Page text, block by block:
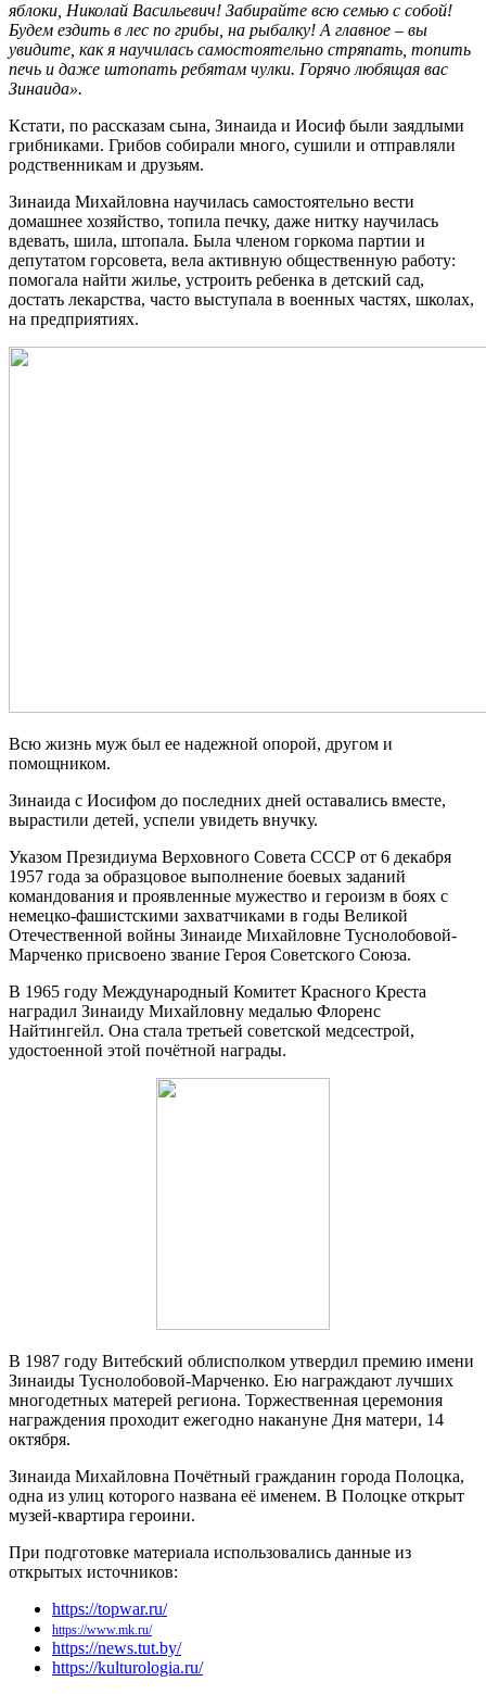
яблоки, Николай Васильевич! Забирайте всю семью с собой!
Будем ездить в лес по грибы, на рыбалку! А главное – вы
увидите, как я научилась самостоятельно стряпать, топить
печь и даже штопать ребятам чулки. Горячо любящая вас
Зинаида».
Кстати, по рассказам сына, Зинаида и Иосиф были заядлыми
грибниками. Грибов собирали много, сушили и отправляли
родственникам и друзьям.
Зинаида Михайловна научилась самостоятельно вести
домашнее хозяйство, топила печку, даже нитку научилась
вдевать, шила, штопала. Была членом горкома партии и
депутатом горсовета, вела активную общественную работу:
помогала найти жилье, устроить ребенка в детский сад,
достать лекарства, часто выступала в военных частях, школах,
на предприятиях.
Всю жизнь муж был ее надежной опорой, другом и
помощником.
Зинаида с Иосифом до последних дней оставались вместе,
вырастили детей, успели увидеть внучку.
Указом Президиума Верховного Совета СССР от 6 декабря
1957 года за образцовое выполнение боевых заданий
командования и проявленные мужество и героизм в боях с
немецко-фашистскими захватчиками в годы Великой
Отечественной войны Зинаиде Михайловне Туснолобовой-
Марченко присвоено звание Героя Советского Союза.
В 1965 году Международный Комитет Красного Креста
наградил Зинаиду Михайловну медалью Флоренс
Найтингейл. Она стала третьей советской медсестрой,
удостоенной этой почётной награды.
В 1987 году Витебский облисполком утвердил премию имени
Зинаиды Туснолобовой-Марченко. Ею награждают лучших
многодетных матерей региона. Торжественная церемония
награждения проходит ежегодно накануне Дня матери, 14
октября.
Зинаида Михайловна Почётный гражданин города Полоцка,
одна из улиц которого названа её именем. В Полоцке открыт
музей-квартира героини.
При подготовке материала использовались данные из
открытых источников:
https://topwar.ru/
https://www.mk.ru/
https://news.tut.by/
https://kulturologia.ru/